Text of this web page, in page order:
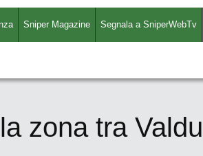
Sniper Magazine Segnala a SniperWebTv
zona tra